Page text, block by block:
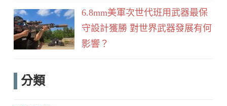
6.8mm美軍次世代班用武器最保
守設計獲勝 對世界武器發展有何
影響？
分類